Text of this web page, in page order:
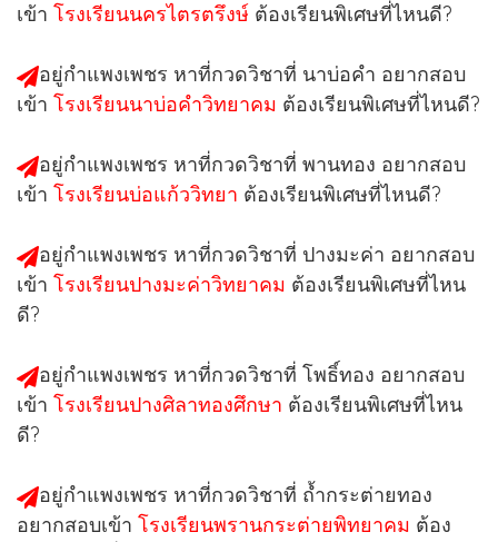
เข้า โรงเรียนนครไตรตรึงษ์ ต้องเรียนพิเศษที่ไหนดี?
อยู่กำแพงเพชร หาที่กวดวิชาที่ นาบ่อคำ อยากสอบ
เข้า โรงเรียนนาบ่อคำวิทยาคม ต้องเรียนพิเศษที่ไหนดี?
อยู่กำแพงเพชร หาที่กวดวิชาที่ พานทอง อยากสอบ
เข้า โรงเรียนบ่อแก้ววิทยา ต้องเรียนพิเศษที่ไหนดี?
อยู่กำแพงเพชร หาที่กวดวิชาที่ ปางมะค่า อยากสอบ
เข้า โรงเรียนปางมะค่าวิทยาคม ต้องเรียนพิเศษที่ไหน
ดี?
อยู่กำแพงเพชร หาที่กวดวิชาที่ โพธิ์ทอง อยากสอบ
เข้า โรงเรียนปางศิลาทองศึกษา ต้องเรียนพิเศษที่ไหน
ดี?
อยู่กำแพงเพชร หาที่กวดวิชาที่ ถ้ำกระต่ายทอง
อยากสอบเข้า โรงเรียนพรานกระต่ายพิทยาคม ต้อง